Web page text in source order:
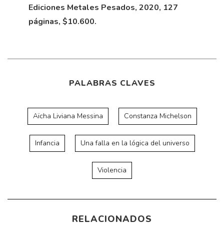
Ediciones Metales Pesados, 2020, 127
páginas, $10.600.
PALABRAS CLAVES
Aïcha Liviana Messina Constanza Michelson
Infancia Una falla en la lógica del universo
Violencia
RELACIONADOS